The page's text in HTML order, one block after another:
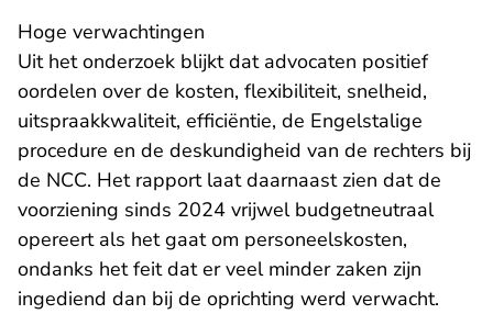
Hoge verwachtingen
Uit het onderzoek blijkt dat advocaten positief
oordelen over de kosten, flexibiliteit, snelheid,
uitspraakkwaliteit, efficiëntie, de Engelstalige
procedure en de deskundigheid van de rechters bij
de NCC. Het rapport laat daarnaast zien dat de
voorziening sinds 2024 vrijwel budgetneutraal
opereert als het gaat om personeelskosten,
ondanks het feit dat er veel minder zaken zijn
ingediend dan bij de oprichting werd verwacht.